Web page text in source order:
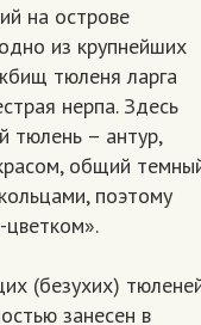
на острове
из крупнейших
тюленя ларга
нерпа. Здесь
тюлень – антур,
общий
поэтому
(безухих)
занесен в